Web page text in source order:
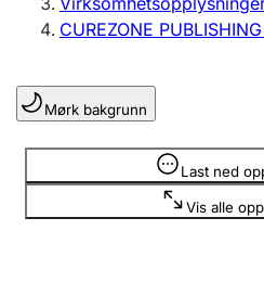
Enkeltpersonforetak
Registrere, endre, slette
Lag og forening
Registrere, endre, slette
CUREZONE
Mørk bakgrunn
Last ned
Vis alle
Opplysninger er skjult